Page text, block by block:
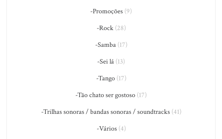
-Promoções (9)
-Rock(28)
-Samba(17)
-Sei lá (13)
-Tango(17)
-Tão chato ser gostoso (17)
-Trilhas sonoras / bandas sonoras / soundtracks(41)
-Vários(4)